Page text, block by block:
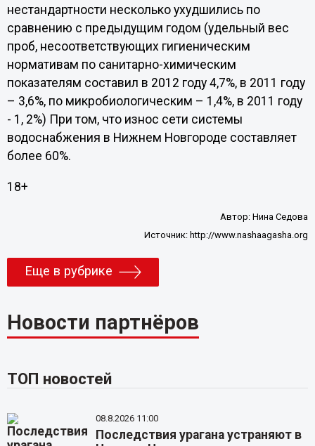
нестандартности несколько ухудшились по
сравнению с предыдущим годом (удельный вес
проб, несоответствующих гигиеническим
нормативам по санитарно-химическим
показателям составил в 2012 году 4,7%, в 2011 году
– 3,6%, по микробиологическим – 1,4%, в 2011 году
- 1, 2%) При том, что износ сети системы
водоснабжения в Нижнем Новгороде составляет
более 60%.
18+
Автор:Нина Седова
Источник: http://www.nashaagasha.org
Еще в рубрике
Новости партнёров
ТОП новостей
08.8.2026 11:00
Последствия урагана устраняют в